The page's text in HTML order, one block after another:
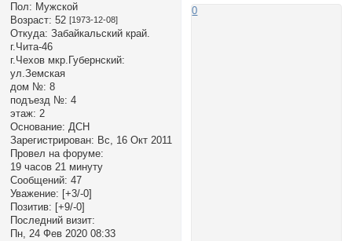
Пол: Мужской
Возраст: 52 [1973-12-08]
Откуда: Забайкальский край.
г.Чита-46
г.Чехов мкр.Губернский:
ул.Земская
дом №: 8
подъезд №: 4
этаж: 2
Основание: ДСН
Зарегистрирован: Вс, 16 Окт 2011
Провел на форуме:
19 часов 21 минуту
Сообщений: 47
Уважение: [+3/-0]
Позитив: [+9/-0]
Последний визит:
Пн, 24 Фев 2020 08:33
0